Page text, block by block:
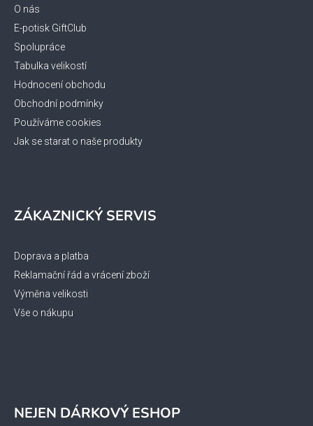
O nás
E-potisk GiftClub
Spolupráce
Tabulka velikostí
Hodnocení obchodu
Obchodní podmínky
Používáme cookies
Jak se starat o naše produkty
ZÁKAZNICKÝ SERVIS
Doprava a platba
Reklamační řád a vrácení zboží
Výměna velikosti
Vše o nákupu
NEJEN DÁRKOVÝ ESHOP